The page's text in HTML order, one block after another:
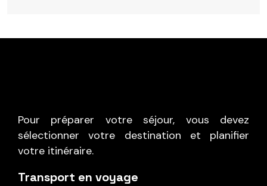
Pour préparer votre séjour, vous devez
sélectionner votre destination et planifier
votre itinéraire.
Transport en voyage